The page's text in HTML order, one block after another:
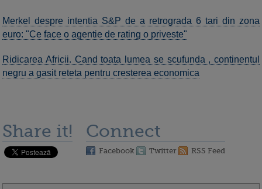
Merkel despre intentia S&P de a retrograda 6 tari din zona
euro: "Ce face o agentie de rating o priveste"
Ridicarea Africii. Cand toata lumea se scufunda , continentul
negru a gasit reteta pentru cresterea economica
Share it! Connect
Facebook Twitter RSS Feed